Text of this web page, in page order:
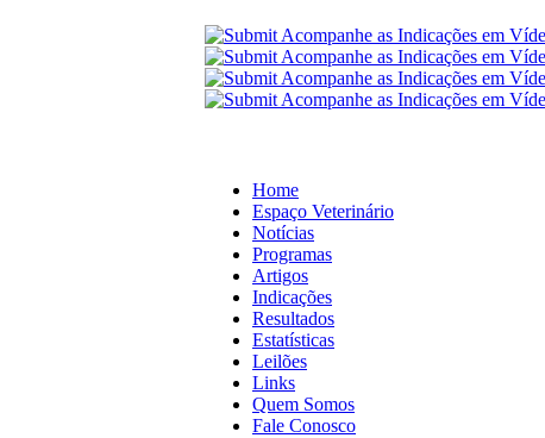
Home
Espaço Veterinário
Notícias
Programas
Artigos
Indicações
Resultados
Estatísticas
Leilões
Links
Quem Somos
Fale Conosco